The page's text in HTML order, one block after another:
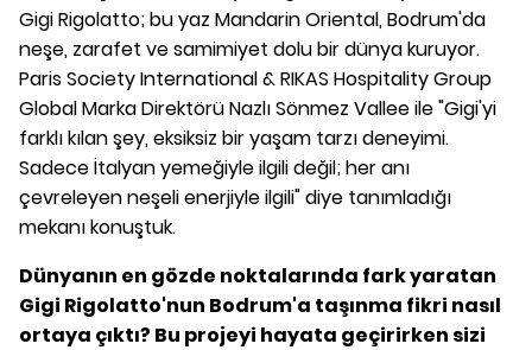
Gigi Rigolatto; bu yaz Mandarin Oriental, Bodrum'da
neşe, zarafet ve samimiyet dolu bir dünya kuruyor.
Paris Society International & RIKAS Hospitality Group
Global Marka Direktörü Nazlı Sönmez Vallee ile "Gigi'yi
farklı kılan şey, eksiksiz bir yaşam tarzı deneyimi.
Sadece İtalyan yemeğiyle ilgili değil; her anı
çevreleyen neşeli enerjiyle ilgili" diye tanımladığı
mekanı konuştuk.
Dünyanın en gözde noktalarında fark yaratan
Gigi Rigolatto'nun Bodrum'a taşınma fikri nasıl
ortaya çıktı? Bu projeyi hayata geçirirken sizi